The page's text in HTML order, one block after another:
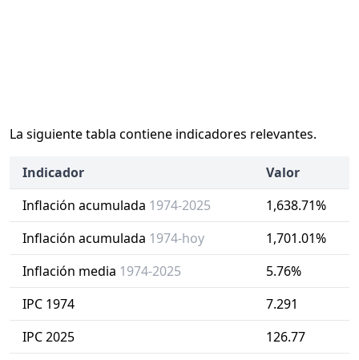
La siguiente tabla contiene indicadores relevantes.
Indicador
Valor
Inflación acumulada 1974-2025
1,638.71%
Inflación acumulada 1974-hoy
1,701.01%
Inflación media 1974-2025
5.76%
IPC 1974
7.291
IPC 2025
126.77